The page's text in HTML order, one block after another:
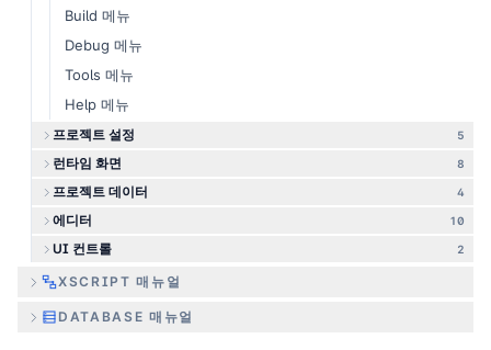
Build 메뉴
Debug 메뉴
Tools 메뉴
Help 메뉴
프로젝트 설정 5
런타임 화면 8
프로젝트 데이터 4
에디터 10
UI 컨트롤 2
XSCRIPT 매뉴얼
DATABASE 매뉴얼